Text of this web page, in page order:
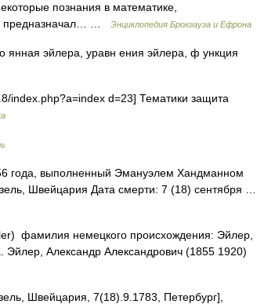
познания в математике,
предназначал… …
Энциклопедия Брокгауза и Ефрона
эйлера, уравн ения эйлера, ф ункция
d=23] Тематики защита
года, выполненный Эмануэлем Хандманном
Швейцария Дата смерти: 7 (18) сентября …
фамилия немецкого происхождения: Эйлер,
Александр Александрович (1855 1920)
Швейцария, 7(18).9.1783, Петербург],